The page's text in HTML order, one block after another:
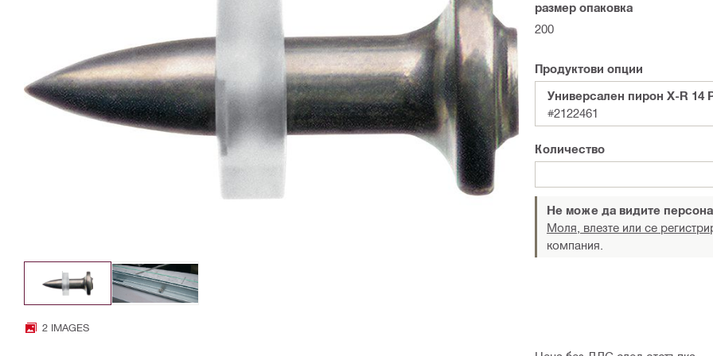
2 IMAGES
размер опаковка
200
Продуктови опции
Универсален пирон X-R 14
#2122461
Количество
Не може да видите
Моля, влезте или се
компания.